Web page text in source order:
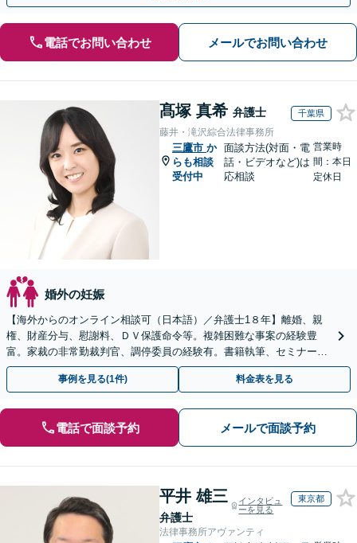
電話でお問い合わせ メールでお問い合わせ
髙塚 真希 弁護士 千葉県
藤井・滝沢綜合法律事務所
三鷹市 か
らも相談
受付中
面談方法(対面・電
話・ビデオなど)は
応相談
営業時
間：本日
定休日
婚外の妊娠
【海外からのオンライン相談可（日本語）／弁護士1８年】離婚、親
権、財産分与、慰謝料、ＤＶ保護命令等。複雑困難な事案の経験豊
富。家裁の非常勤裁判官、調停委員の経験有。書籍執筆、セミナー講
師等、離婚問題に強い弁護士。海外の法律事務所勤務経験有。
事例を見る(1件) 料金表を見る
電話で面談予約 メールで面談予約
平井 雄三
弁護士
インタビュ
ーを見る
東京都
法律事務所アヴァンティ